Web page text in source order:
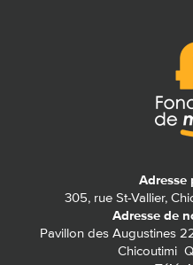
Adresse
305, rue St-Vallier,
Adresse de
Pavillon des Augustines
Chicoutimi